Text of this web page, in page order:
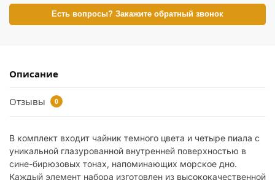
Есть вопросы? Закажите обратный звонок
Описание
Отзывы 0
В комплект входит чайник темного цвета и четыре пиала с
уникальной глазурованной внутренней поверхностью в
сине-бирюзовых тонах, напоминающих морское дно.
Каждый элемент набора изготовлен из высококачественной